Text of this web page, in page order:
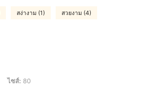
สง่างาม (1) สวยงาม (4)
ไซส์: 80